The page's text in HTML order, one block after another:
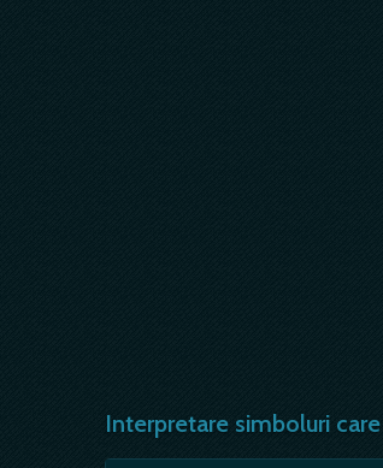
Interpretare simboluri